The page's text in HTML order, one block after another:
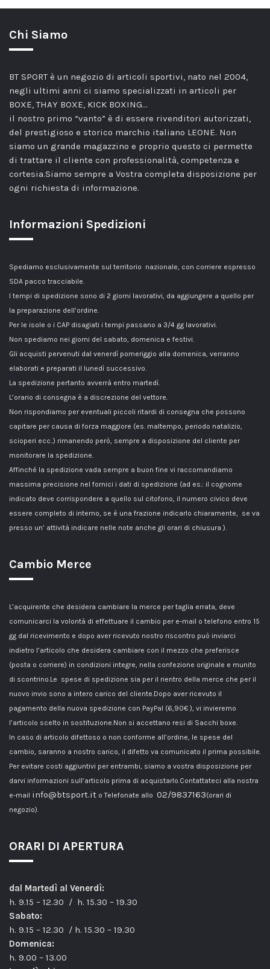
Chi Siamo
BT SPORT è un negozio di articoli sportivi, nato nel 2004,
negli ultimi anni ci siamo specializzati in articoli per
BOXE, THAY BOXE, KICK BOXING…
il nostro primo “vanto” è di essere rivenditori autorizzati,
del prestigioso e storico marchio italiano LEONE. Non
siamo un grande magazzino e proprio questo ci permette
di trattare il cliente con professionalità, competenza e
cortesia.Siamo sempre a Vostra completa disposizione per
ogni richiesta di informazione.
Informazioni Spedizioni
Spediamo esclusivamente sul territorio nazionale, con corriere espresso
SDA pacco tracciabile.
I tempi di spedizione sono di 2 giorni lavorativi, da aggiungere a quello per
la preparazione dell’ordine.
Per le isole o i CAP disagiati i tempi passano a 3/4 gg lavorativi.
Non spediamo nei giorni del sabato, domenica e festivi.
Gli acquisti pervenuti dal venerdì pomeriggio alla domenica, verranno
elaborati e preparati il lunedì successivo.
La spedizione pertanto avverrà entro martedì.
L’orario di consegna è a discrezione del vettore.
Non rispondiamo per eventuali piccoli ritardi di consegna che possono
capitare per causa di forza maggiore (es. maltempo, periodo natalizio,
scioperi ecc..) rimanendo però, sempre a disposizione del cliente per
monitorare la spedizione.
Affinché la spedizione vada sempre a buon fine vi raccomandiamo
massima precisione nel fornici i dati di spedizione (ad es.: il cognome
indicato deve corrispondere a quello sul citofono, il numero civico deve
essere completo di interno, se è una frazione indicarlo chiaramente, se va
presso un’ attività indicare nelle note anche gli orari di chiusura ).
Cambio Merce
L’acquirente che desidera cambiare la merce per taglia errata, deve
comunicarci la volontà di effettuare il cambio per e-mail o telefono entro 15
gg dal ricevimento e dopo aver ricevuto nostro riscontro può inviarci
indietro l’articolo che desidera cambiare con il mezzo che preferisce
(posta o corriere) in condizioni integre, nella confezione originale e munito
di scontrino.Le spese di spedizione sia per il rientro della merce che per il
nuovo invio sono a intero carico del cliente.Dopo aver ricevuto il
pagamento della nuova spedizione con PayPal (6,90€ ), vi invieremo
l’articolo scelto in sostituzione.Non si accettano resi di Sacchi boxe.
In caso di articolo difettoso o non conforme all’ordine, le spese del
cambio, saranno a nostro carico, il difetto va comunicato il prima possibile.
Per evitare costi aggiuntivi per entrambi, siamo a vostra disposizione per
darvi informazioni sull’articolo prima di acquistarlo.Contattateci alla nostra
e-mail info@btsport.it o Telefonate allo 02/9837163(orari di
negozio).
ORARI DI APERTURA
dal Martedì al Venerdì:
h. 9.15 – 12.30 / h. 15.30 – 19.30
Sabato:
h. 9.15 – 12.30 / h. 15.30 – 19.30
Domenica:
h. 9.00 – 13.00